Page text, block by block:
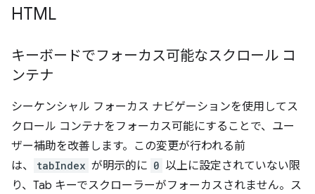
HTML
キーボードでフォーカス可能なスクロール コ
ンテナ
シーケンシャル フォーカス ナビゲーションを使用してス
クロール コンテナをフォーカス可能にすることで、ユー
ザー補助を改善します。この変更が行われる前
は、
tabIndex が明示的に 0 以上に設定されていない限
り、Tab キーでスクローラーがフォーカスされません。ス